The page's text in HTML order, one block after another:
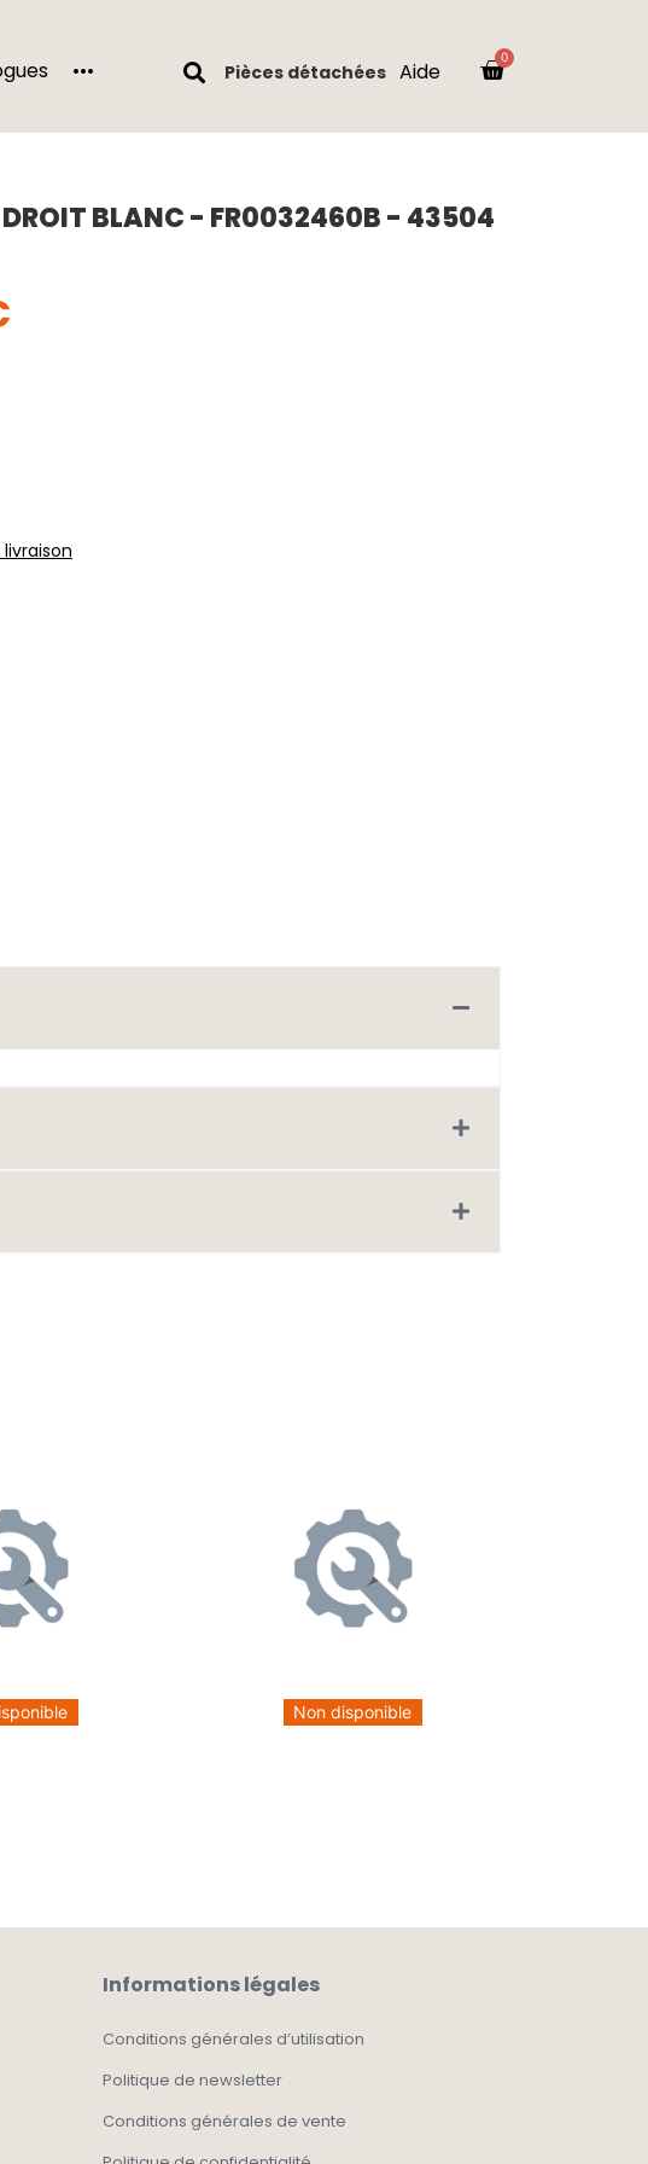
··· Pièces détachées Aide
DROIT BLANC - FR0032460B - 43504
Non disponible
Informations légales
Conditions générales d’utilisation
Politique de newsletter
Conditions générales de vente